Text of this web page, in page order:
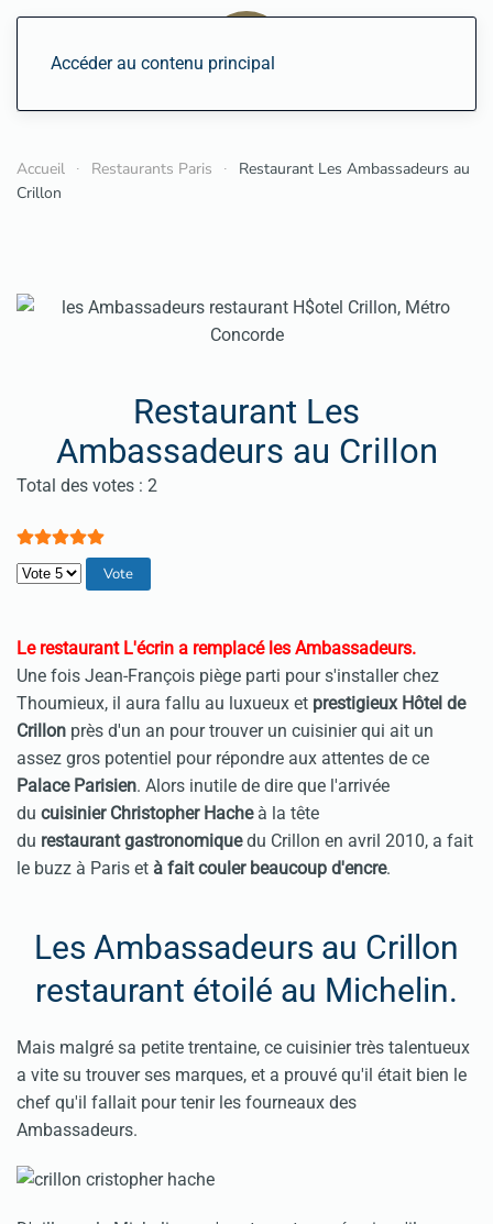
Accéder au contenu principal
Accueil Restaurants Paris
Restaurant Les Ambassadeurs au
Crillon
Restaurant Les
Ambassadeurs au Crillon
Vote utilisateur:5/
Total des votes : 2
Veuillez voter
Le restaurant L'écrin a remplacé les Ambassadeurs.
Une fois Jean-François piège parti pour s'installer chez
Thoumieux, il aura fallu au luxueux et prestigieux Hôtel de
Crillon près d'un an pour trouver un cuisinier qui ait un
assez gros potentiel pour répondre aux attentes de ce
Palace Parisien. Alors inutile de dire que l'arrivée
du cuisinier Christopher Hache à la tête
du restaurant gastronomiquedu Crillon en avril 2010, a fait
le buzz à Paris et à fait couler beaucoup d'encre.
Les Ambassadeurs au Crillon
restaurant étoilé au Michelin.
Mais malgré sa petite trentaine, ce cuisinier très talentueux
a vite su trouver ses marques, et a prouvé qu'il était bien le
chef qu'il fallait pour tenir les fourneaux des
Ambassadeurs.